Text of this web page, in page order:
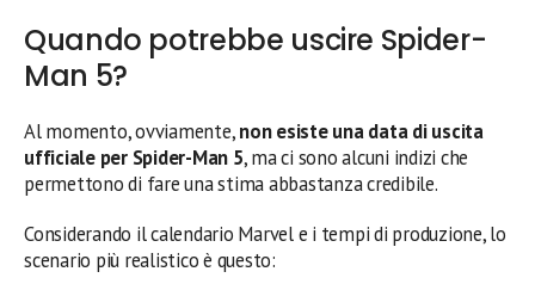
Quando potrebbe uscire Spider-
Man 5?
Al momento, ovviamente,non esiste una data di uscita
ufficiale per Spider-Man 5, ma ci sono alcuni indizi che
permettono di fare una stima abbastanza credibile.
Considerando il calendario Marvel e i tempi di produzione, lo
scenario più realistico è questo: